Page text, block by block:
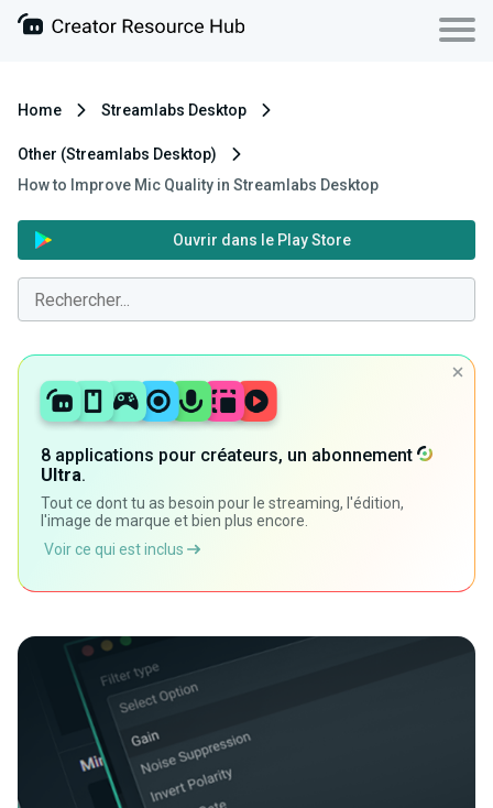
Home Streamlabs Desktop
Other (Streamlabs Desktop)
How to Improve Mic Quality in Streamlabs Desktop
Ouvrir dans le Play Store
8 applications pour créateurs, un abonnement
Ultra.
Tout ce dont tu as besoin pour le streaming, l'édition,
l'image de marque et bien plus encore.
Voir ce qui est inclus